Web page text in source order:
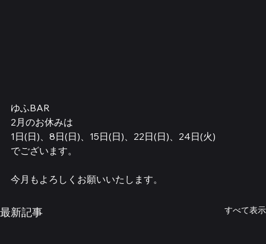
ゆふBAR
2月のお休みは
1日(日)、8日(日)、15日(日)、22日(日)、24日(火)
でございます。
今月もよろしくお願いいたします。
最新記事 すべて表示